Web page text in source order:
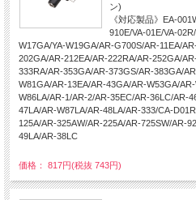
ン)
《対応製品》EA-
910E/VA-01E/VA-
W17GA/YA-W19GA/AR-G700S/AR-11EA/
202GA/AR-212EA/AR-222RA/AR-252GA/
333RA/AR-353GA/AR-373GS/AR-383GA/
W81GA/AR-13EA/AR-43GA/AR-W53GA/
W86LA/AR-1/AR-2/AR-35EC/AR-36LC/AR-
47LA/AR-W87LA/AR-48LA/AR-333/CA-
125A/AR-325AW/AR-225A/AR-725SW/AR-
49LA/AR-38LC
価格： 817円(税抜 743円)